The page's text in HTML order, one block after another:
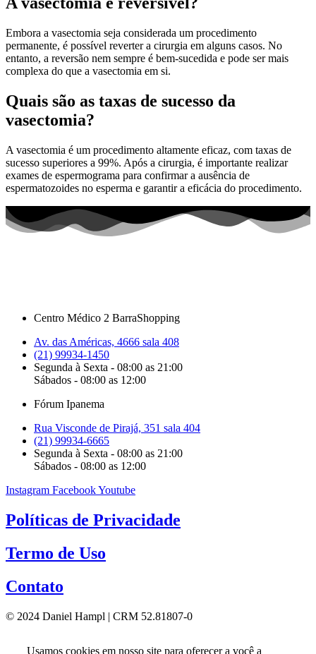
Embora a vasectomia seja considerada um procedimento
permanente, é possível reverter a cirurgia em alguns casos. No
entanto, a reversão nem sempre é bem-sucedida e pode ser mais
complexa do que a vasectomia em si.
Quais são as taxas de sucesso da
vasectomia?
A vasectomia é um procedimento altamente eficaz, com taxas de
sucesso superiores a 99%. Após a cirurgia, é importante realizar
exames de espermograma para confirmar a ausência de
espermatozoides no esperma e garantir a eficácia do procedimento.
Centro Médico 2 BarraShopping
Av. das Américas, 4666 sala 408
(21) 99934-1450
Segunda à Sexta - 08:00 as 21:00
Sábados - 08:00 as 12:00
Fórum Ipanema
Rua Visconde de Pirajá, 351 sala 404
(21) 99934-6665
Segunda à Sexta - 08:00 as 21:00
Sábados - 08:00 as 12:00
Instagram FacebookYoutube
Políticas de Privacidade
Termo de Uso
Contato
© 2024 Daniel Hampl | CRM 52.81807-0
Usamos cookies em nosso site para oferecer a você a